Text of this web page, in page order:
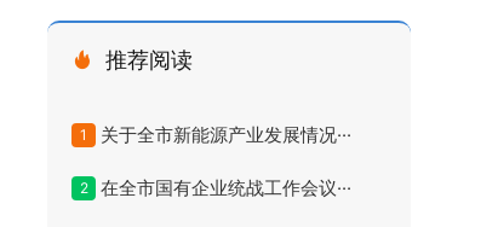
推荐阅读
1 关于全市新能源产业发展情况···
2 在全市国有企业统战工作会议···